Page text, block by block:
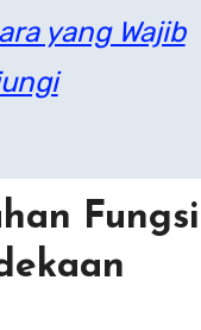
yang Wajib